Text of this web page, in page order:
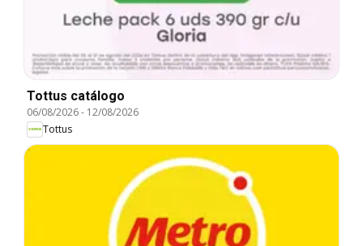
Tottus catálogo
06/08/2026- 12/08/2026
Tottus